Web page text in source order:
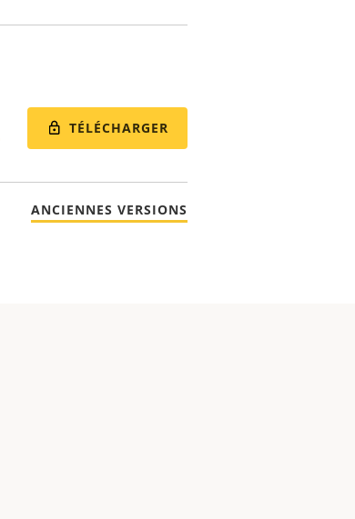
TÉLÉCHARGER
ANCIENNES VERSIONS